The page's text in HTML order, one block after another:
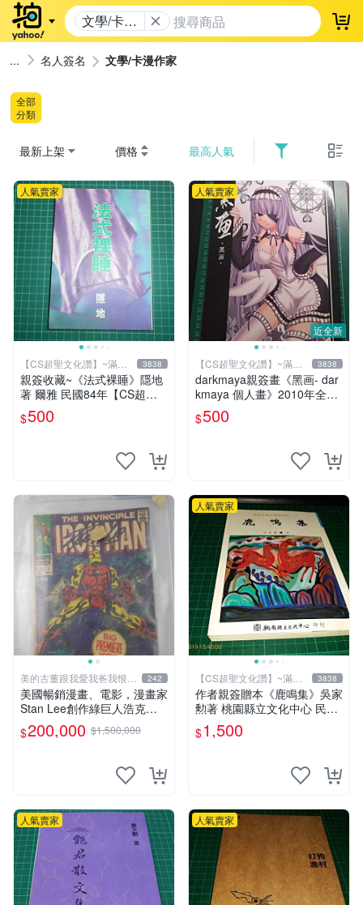
文學/卡漫
作家
登
名人簽名 文學/卡漫作家
全部
分類
最新上架 價格 最高人氣
人氣賣家
【CS超聖文化讚】~滿千
元送運
3838
親簽收藏~《法式裸睡》隱地
著 爾雅 民國84年【CS超聖
文化2讚】
$500
近全新
人氣賣家
【CS超聖文化讚】~滿千
元送運
3838
darkmaya親簽畫《黑画- dar
kmaya 個人畫》2010年全彩
【CS超聖文化讚】
$500
美的古董跟我愛我爸我恨壞
人
242
美國暢銷漫畫、電影，漫畫家
Stan Lee創作綠巨人浩克、
蜘蛛人、X戰警、鋼鐵人，鋼
鐵人是世界最有錢總裁拯救國
8鋼鐵人第一集簽名漫畫
$200,000 $1,500,000
人氣賣家
【CS超聖文化讚】~滿千
元送運
3838
作者親簽贈本《鹿鳴集》吳家
勲著 桃園縣立文化中心 民國
85年初版 8成新 【CS超聖文
化讚】
$1,500
人氣賣家 人氣賣家